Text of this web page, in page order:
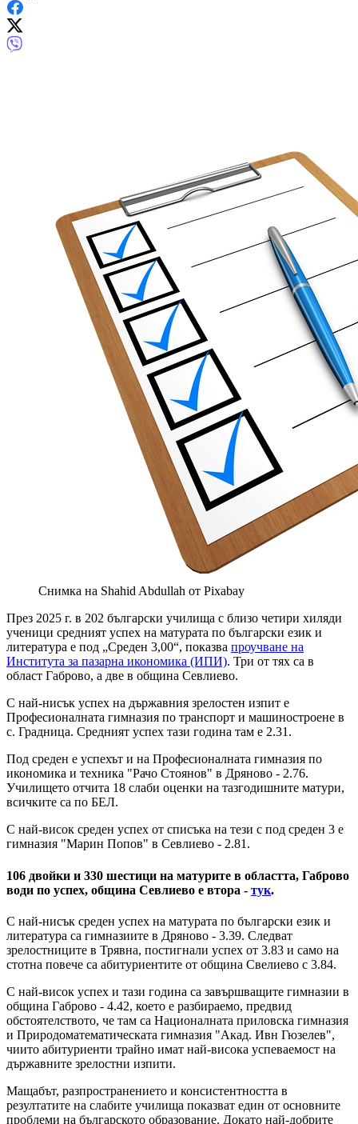
Снимка на Shahid Abdullah от Pixabay
През 2025 г. в 202 български училища с близо четири хиляди
ученици средният успех на матурата по български език и
литература е под „Среден 3,00“, показва проучване на
Института за пазарна икономика (ИПИ). Три от тях са в
област Габрово, а две в община Севлиево.
С най-нисък успех на държавния зрелостен изпит е
Професионалната гимназия по транспорт и машиностроене в
с. Градница. Средният успех тази година там е 2.31.
Под среден е успехът и на Професионалната гимназия по
икономика и техника "Рачо Стоянов" в Дряново - 2.76.
Училището отчита 18 слаби оценки на тазгодишните матури,
всичките са по БЕЛ.
С най-висок среден успех от списъка на тези с под среден 3 е
гимназия "Марин Попов" в Севлиево - 2.81.
106 двойки и 330 шестици на матурите в областта, Габрово
води по успех, община Севлиево е втора - тук.
С най-нисък среден успех на матурата по български език и
литература са гимназиите в Дряново - 3.39. Следват
зрелостниците в Трявна, постигнали успех от 3.83 и само на
стотна повече са абитуриентите от община Свелиево с 3.84.
С най-висок успех и тази година са завършващите гимназии в
община Габрово - 4.42, което е разбираемо, предвид
обстоятелството, че там са Националната приловска гимназия
и Природоматематическата гимназия "Акад. Ивн Гюзелев",
чиито абитуриенти трайно имат най-висока успеваемост на
държавните зрелостни изпити.
Мащабът, разпространението и консистентността в
резултатите на слабите училища показват един от основните
проблеми на българското образование. Докато най-добрите